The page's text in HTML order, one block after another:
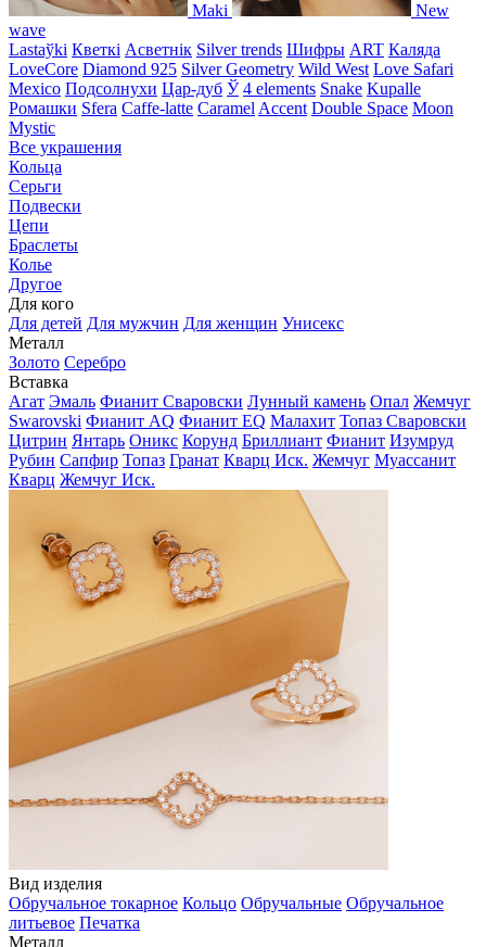
Maki
New
wave
Lastaўki Кветкі Асветнiк Silver trends Шифры ART Каляда
LoveCore Diamond 925 Silver Geometry Wild West Love Safari
Mexico Подсолнухи Цар-дуб Ў 4 elements Snake Kupalle
Ромашки Sfera Caffe-latte Caramel Accent Double Space Moon
Mystic
Все украшения
Кольца
Серьги
Подвески
Цепи
Браслеты
Колье
Другое
Для кого
Для детей Для мужчин Для женщин Унисекс
Металл
Золото Серебро
Вставка
Агат Эмаль Фианит Сваровски Лунный камень Опал Жемчуг
Swarovski Фианит AQ Фианит EQ Малахит Топаз Сваровски
Цитрин Янтарь Оникс Корунд Бриллиант Фианит Изумруд
Рубин Сапфир Топаз Гранат Кварц Иск. Жемчуг Муассанит
Кварц Жемчуг Иск.
Вид изделия
Обручальное токарное Кольцо Обручальные Обручальное
литьевое Печатка
Металл